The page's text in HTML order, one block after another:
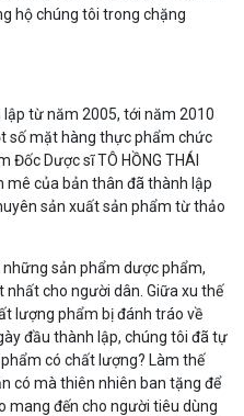
hộ chúng tôi trong chặng
từ năm 2005, tới năm 2010
số mặt hàng thực phẩm chức
Đốc Dược sĩ TÔ HỒNG THÁI
của bản thân đã thành lập
sản xuất sản phẩm từ thảo
sản phẩm dược phẩm,
cho người dân. Giữa xu thế
lượng phẩm bị đánh tráo về
đầu thành lập, chúng tôi đã tự
có chất lượng? Làm thế
có mà thiên nhiên ban tặng để
mang đến cho người tiêu dùng